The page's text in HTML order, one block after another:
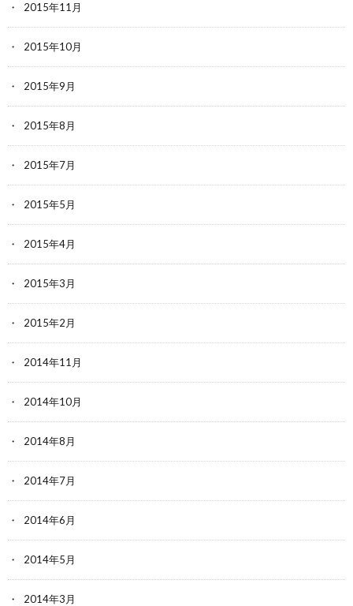
2015年11月
2015年10月
2015年9月
2015年8月
2015年7月
2015年5月
2015年4月
2015年3月
2015年2月
2014年11月
2014年10月
2014年8月
2014年7月
2014年6月
2014年5月
2014年3月